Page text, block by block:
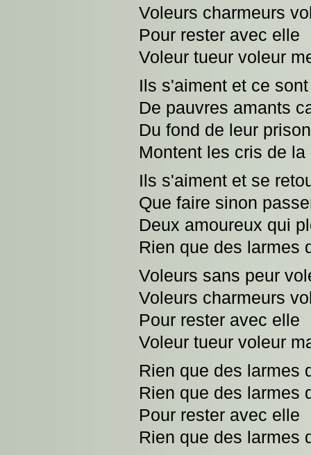
Voleurs charmeurs
Pour rester avec elle
Voleur tueur voleur
Ils s'aiment et ce
De pauvres amants
Du fond de leur prison
Montent les cris de la
Ils s'aiment et se
Que faire sinon
Deux amoureux qui
Rien que des larmes
Voleurs sans peur
Voleurs charmeurs
Pour rester avec elle
Voleur tueur voleur
Rien que des larmes
Rien que des larmes
Pour rester avec elle
Rien que des larmes